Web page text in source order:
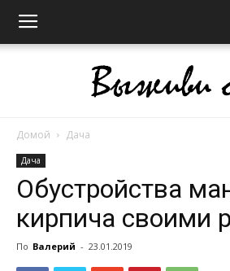
сам
Домой Дача
Дача
Обустройства
кирпича своими
По Валерий - 23.01.2019